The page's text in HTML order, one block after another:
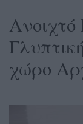
χώρο